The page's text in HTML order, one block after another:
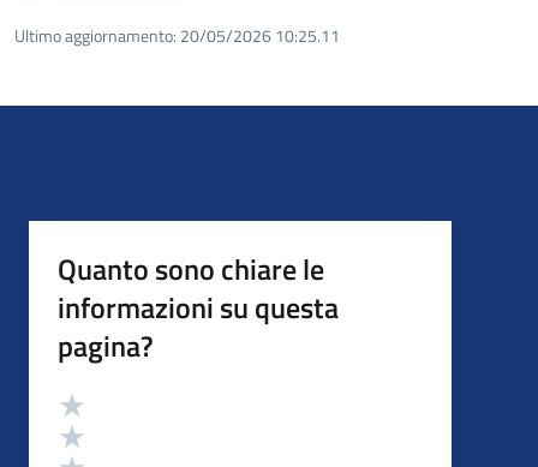
Ultimo aggiornamento: 20/05/2026 10:25.11
Quanto sono chiare le
informazioni su questa
pagina?
Valutazione